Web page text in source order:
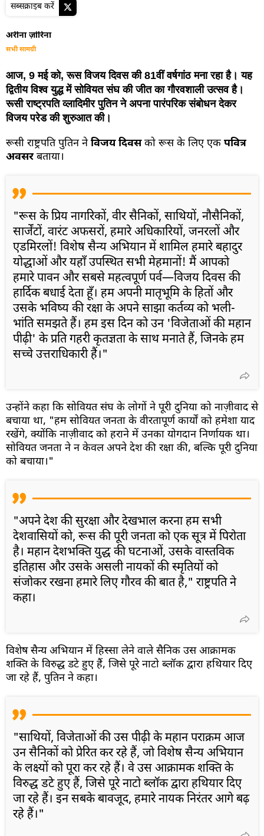
सब्सक्राइब करें
अरीना ज़ोरिना
सभी सामग्री
आज, 9 मई को, रूस विजय दिवस की 81वीं वर्षगांठ मना रहा है। यह
द्वितीय विश्व युद्ध में सोवियत संघ की जीत का गौरवशाली उत्सव है।
रूसी राष्ट्रपति व्लादिमीर पुतिन ने अपना पारंपरिक संबोधन देकर
विजय परेड की शुरुआत की।
रूसी राष्ट्रपति पुतिन नेविजय दिवसको रूस के लिए एक पवित्र
अवसरबताया।
"रूस के प्रिय नागरिकों, वीर सैनिकों, साथियों, नौसैनिकों,
सार्जेंटों, वारंट अफसरों, हमारे अधिकारियों, जनरलों और
एडमिरलों! विशेष सैन्य अभियान में शामिल हमारे बहादुर
योद्धाओं और यहाँ उपस्थित सभी मेहमानों! मैं आपको
हमारे पावन और सबसे महत्वपूर्ण पर्व—विजय दिवस की
हार्दिक बधाई देता हूँ। हम अपनी मातृभूमि के हितों और
उसके भविष्य की रक्षा के अपने साझा कर्तव्य को भली-
भांति समझते हैं। हम इस दिन को उन 'विजेताओं की महान
पीढ़ी' के प्रति गहरी कृतज्ञता के साथ मनाते हैं, जिनके हम
सच्चे उत्तराधिकारी हैं।"
उन्होंने कहा कि सोवियत संघ के लोगों ने पूरी दुनिया को नाज़ीवाद से
बचाया था, "हम सोवियत जनता के वीरतापूर्ण कार्यों को हमेशा याद
रखेंगे, क्योंकि नाज़ीवाद को हराने में उनका योगदान निर्णायक था।
सोवियत जनता ने न केवल अपने देश की रक्षा की, बल्कि पूरी दुनिया
को बचाया।"
"अपने देश की सुरक्षा और देखभाल करना हम सभी
देशवासियों को, रूस की पूरी जनता को एक सूत्र में पिरोता
है। महान देशभक्ति युद्ध की घटनाओं, उसके वास्तविक
इतिहास और उसके असली नायकों की स्मृतियों को
संजोकर रखना हमारे लिए गौरव की बात है," राष्ट्रपति ने
कहा।
विशेष सैन्य अभियान में हिस्सा लेने वाले सैनिक उस आक्रामक
शक्ति के विरुद्ध डटे हुए हैं, जिसे पूरे नाटो ब्लॉक द्वारा हथियार दिए
जा रहे हैं, पुतिन ने कहा।
"साथियों, विजेताओं की उस पीढ़ी के महान पराक्रम आज
उन सैनिकों को प्रेरित कर रहे हैं, जो विशेष सैन्य अभियान
के लक्ष्यों को पूरा कर रहे हैं। वे उस आक्रामक शक्ति के
विरुद्ध डटे हुए हैं, जिसे पूरे नाटो ब्लॉक द्वारा हथियार दिए
जा रहे हैं। इन सबके बावजूद, हमारे नायक निरंतर आगे बढ़
रहे हैं।"